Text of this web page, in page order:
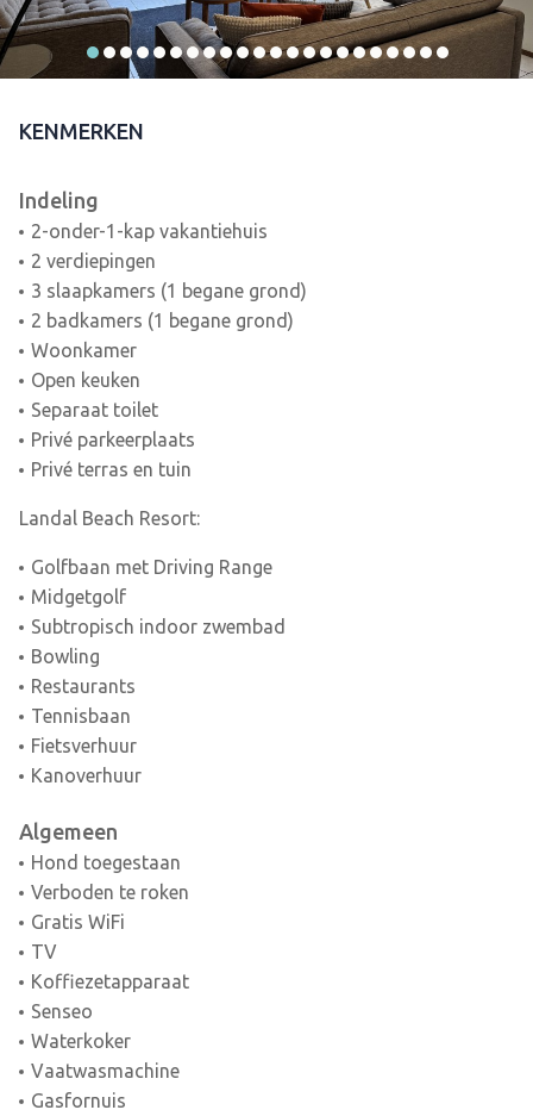
KENMERKEN
Indeling
2-onder-1-kap vakantiehuis
2 verdiepingen
3 slaapkamers (1 begane grond)
2 badkamers (1 begane grond)
Woonkamer
Open keuken
Separaat toilet
Privé parkeerplaats
Privé terras en tuin
Landal Beach Resort:
Golfbaan met Driving Range
Midgetgolf
Subtropisch indoor zwembad
Bowling
Restaurants
Tennisbaan
Fietsverhuur
Kanoverhuur
Algemeen
Hond toegestaan
Verboden te roken
Gratis WiFi
TV
Koffiezetapparaat
Senseo
Waterkoker
Vaatwasmachine
Gasfornuis